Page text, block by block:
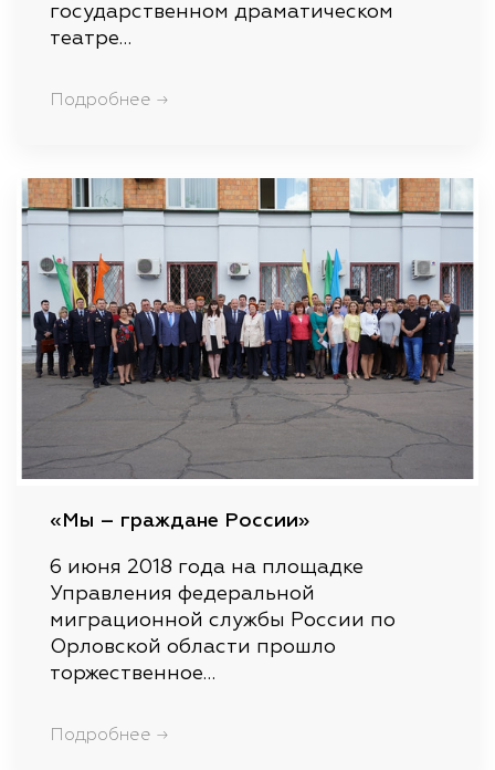
государственном драматическом
театре…
Подробнее →
«Мы – граждане России»
6 июня 2018 года на площадке
Управления федеральной
миграционной службы России по
Орловской области прошло
торжественное…
Подробнее →